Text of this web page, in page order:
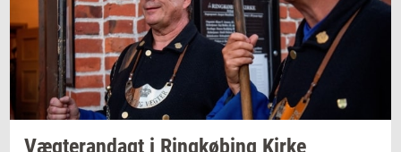
Væg­te­ran­dagt i Ring­kø­bing Kirke